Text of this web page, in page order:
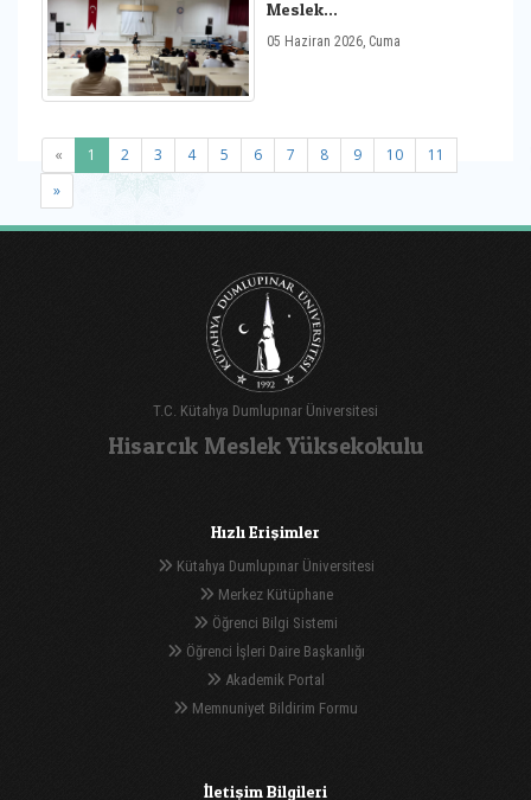
Meslek
Yarıyılı Sonu Motivasyon
05 Haziran 2026, Cuma
« 1 (current)
2 3 4 5 6 7 8 9 10
11
»
T.C. Kütahya Dumlupınar Üniversitesi
Hisarcık Meslek Yüksekokulu
Hızlı Erişimler
Kütahya Dumlupınar Üniversitesi
Merkez Kütüphane
Öğrenci Bilgi Sistemi
Öğrenci İşleri Daire Başkanlığı
Akademik Portal
Memnuniyet Bildirim Formu
İletişim Bilgileri